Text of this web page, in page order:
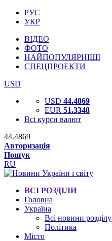
РУС
УКР
ВІДЕО
ФОТО
НАЙПОПУЛЯРНІШІ
СПЕЦПРОЕКТИ
USD
USD 44.4869
EUR 51.3348
Всі курси валют
44.4869
Авторизація
Пошук
RU
ВСІ РОЗДІЛИ
Головна
Україна
Всі новини розділу
Політика
Місто